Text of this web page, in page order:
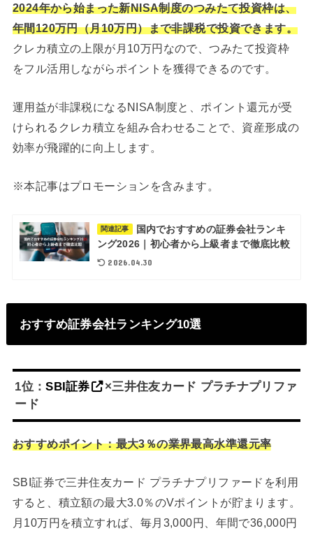
2024年から始まった新NISA制度のつみたて投資枠は、
年間120万円（月10万円）まで非課税で投資できます。
クレカ積立の上限が月10万円なので、つみたて投資枠
をフル活用しながらポイントを獲得できるのです。
運用益が非課税になるNISA制度と、ポイント還元が受
けられるクレカ積立を組み合わせることで、資産形成の
効率が飛躍的に向上します。
※本記事はプロモーションを含みます。
関連記事
国内でおすすめの証券会社ランキ
ング2026｜初心者から上級者まで徹底比較
2026.04.30
おすすめ証券会社ランキング10選
1位：SBI証券
×三井住友カード プラチナプリファ
ード
おすすめポイント：最大3％の業界最高水準還元率
SBI証券で三井住友カード プラチナプリファードを利用
すると、積立額の最大3.0％のVポイントが貯まります。
月10万円を積立すれば、毎月3,000円、年間で36,000円